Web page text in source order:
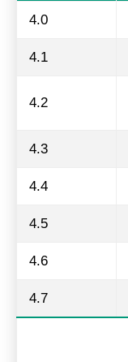
4.0
4.1
4.2
4.3
4.4
4.5
4.6
4.7